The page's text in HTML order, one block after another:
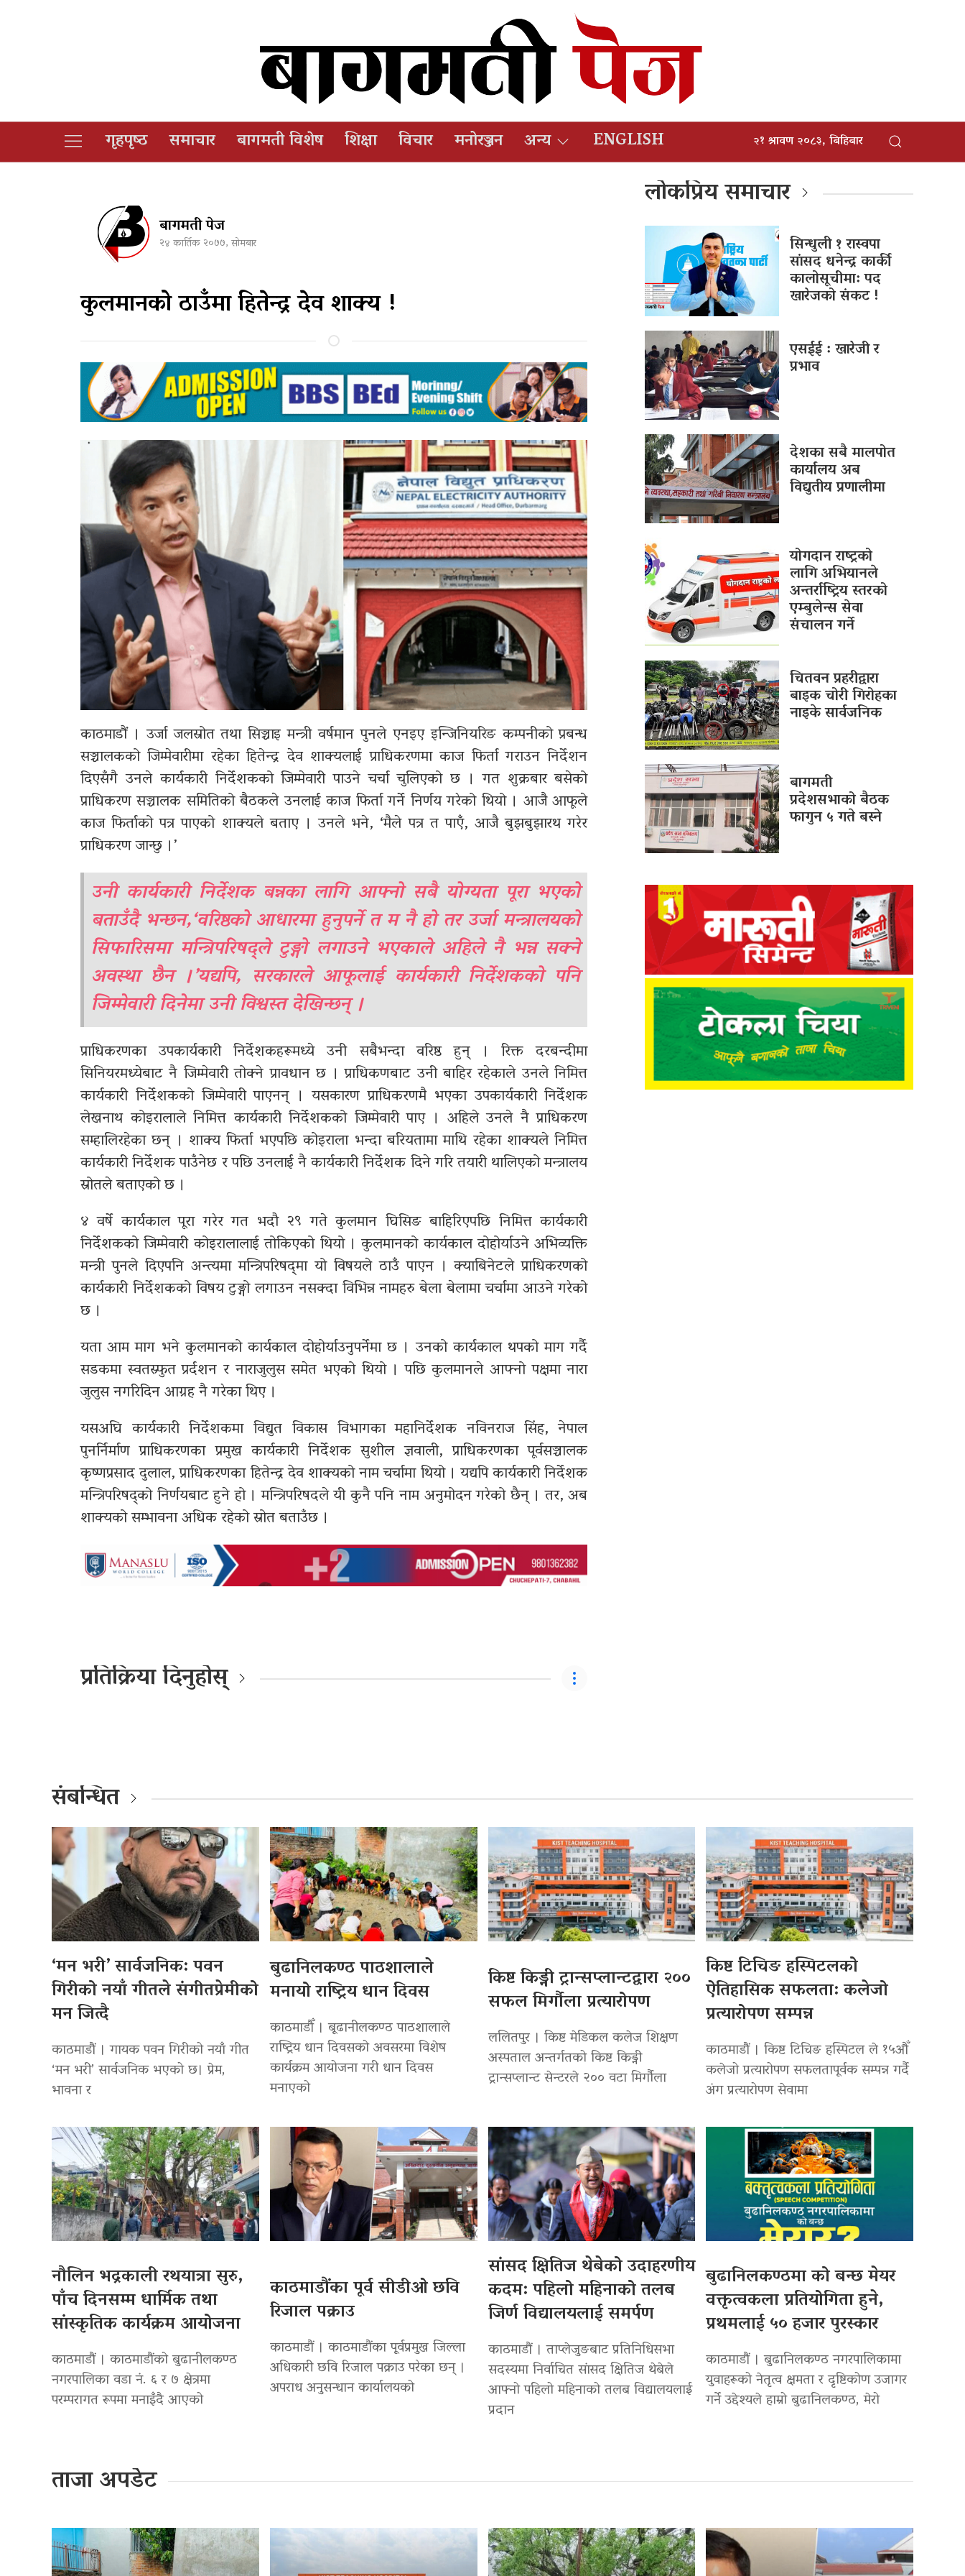
गृहपृष्‍ठ समाचार बागमती विशेष शिक्षा विचार मनोरञ्जन अन्य ENGLISH २१ श्रावण २०८३, बिहिबार
बागमती पेज
२४ कार्तिक २०७७, सोमबार
कुलमानको ठाउँमा हितेन्द्र देव शाक्य !
काठमाडौं । उर्जा जलस्रोत तथा सिञ्चाइ मन्त्री वर्षमान पुनले एनइए इन्जिनियरिङ कम्पनीको प्रबन्ध
सञ्चालकको जिम्मेवारीमा रहेका हितेन्द्र देव शाक्यलाई प्राधिकरणमा काज फिर्ता गराउन निर्देशन
दिएसँगै उनले कार्यकारी निर्देशकको जिम्मेवारी पाउने चर्चा चुलिएको छ । गत शुक्रबार बसेको
प्राधिकरण सञ्चालक समितिको बैठकले उनलाई काज फिर्ता गर्ने निर्णय गरेको थियो । आजै आफूले
काज फिर्ताको पत्र पाएको शाक्यले बताए । उनले भने, ‘मैले पत्र त पाएँ, आजै बुझबुझारथ गरेर
प्राधिकरण जान्छु ।’
उनी कार्यकारी निर्देशक बन्नका लागि आफ्नो सबै योग्यता पूरा भएको
बताउँदै भन्छन,‘वरिष्ठको आधारमा हुनुपर्ने त म नै हो तर उर्जा मन्त्रालयको
सिफारिसमा मन्त्रिपरिषद‍्ले टुङ्गो लगाउने भएकाले अहिले नै भन्न सक्ने
अवस्था छैन ।’यद्यपि, सरकारले आफूलाई कार्यकारी निर्देशकको पनि
जिम्मेवारी दिनेमा उनी विश्वस्त देखिन्छन् ।
प्राधिकरणका उपकार्यकारी निर्देशकहरूमध्ये उनी सबैभन्दा वरिष्ठ हुन् । रिक्त दरबन्दीमा
सिनियरमध्येबाट नै जिम्मेवारी तोक्ने प्रावधान छ । प्राधिकणबाट उनी बाहिर रहेकाले उनले निमित्त
कार्यकारी निर्देशकको जिम्मेवारी पाएनन् । यसकारण प्राधिकरणमै भएका उपकार्यकारी निर्देशक
लेखनाथ कोइरालाले निमित्त कार्यकारी निर्देशकको जिम्मेवारी पाए । अहिले उनले नै प्राधिकरण
सम्हालिरहेका छन् । शाक्य फिर्ता भएपछि कोइराला भन्दा बरियतामा माथि रहेका शाक्यले निमित्त
कार्यकारी निर्देशक पाउँनेछ र पछि उनलाई नै कार्यकारी निर्देशक दिने गरि तयारी थालिएको मन्त्रालय
स्रोतले बताएको छ ।
४ वर्षे कार्यकाल पूरा गरेर गत भदौ २९ गते कुलमान घिसिङ बाहिरिएपछि निमित्त कार्यकारी
निर्देशकको जिम्मेवारी कोइरालालाई तोकिएको थियो । कुलमानको कार्यकाल दोहोर्याउने अभिव्यक्ति
मन्त्री पुनले दिएपनि अन्त्यमा मन्त्रिपरिषद‍्मा यो विषयले ठाउँ पाएन । क्याबिनेटले प्राधिकरणको
कार्यकारी निर्देशकको विषय टुङ्गो लगाउन नसक्दा विभिन्न नामहरु बेला बेलामा चर्चामा आउने गरेको
छ ।
यता आम माग भने कुलमानको कार्यकाल दोहोर्याउनुपर्नेमा छ । उनको कार्यकाल थपको माग गर्दै
सडकमा स्वतस्र्फुत प्रर्दशन र नाराजुलुस समेत भएको थियो । पछि कुलमानले आफ्नो पक्षमा नारा
जुलुस नगरिदिन आग्रह नै गरेका थिए ।
यसअघि कार्यकारी निर्देशकमा विद्युत विकास विभागका महानिर्देशक नविनराज सिंह, नेपाल
पुनर्निर्माण प्राधिकरणका प्रमुख कार्यकारी निर्देशक सुशील ज्ञवाली, प्राधिकरणका पूर्वसञ्चालक
कृष्णप्रसाद दुलाल, प्राधिकरणका हितेन्द्र देव शाक्यको नाम चर्चामा थियो । यद्यपि कार्यकारी निर्देशक
मन्त्रिपरिषद्को निर्णयबाट हुने हो । मन्त्रिपरिषदले यी कुनै पनि नाम अनुमोदन गरेको छैन् । तर, अब
शाक्यको सम्भावना अधिक रहेको स्रोत बताउँछ ।
प्रतिक्रिया दिनुहोस्
लोकप्रिय समाचार
सिन्धुली १ रास्वपा
सांसद धनेन्द्र कार्की
कालोसूचीमा: पद
खारेजको संकट !
एसईई : खारेजी र
प्रभाव
देशका सबै मालपोत
कार्यालय अब
विद्युतीय प्रणालीमा
योगदान राष्ट्रको
लागि अभियानले
अन्तर्राष्ट्रिय स्तरको
एम्बुलेन्स सेवा
संचालन गर्ने
चितवन प्रहरीद्वारा
बाइक चोरी गिरोहका
नाइके सार्वजनिक
बागमती
प्रदेशसभाको बैठक
फागुन ५ गते बस्ने
संबन्धित
‘मन भरी’ सार्वजनिक: पवन
गिरीको नयाँ गीतले संगीतप्रेमीको
मन जित्दै
काठमाडौं । गायक पवन गिरीको नयाँ गीत
‘मन भरी’ सार्वजनिक भएको छ। प्रेम,
भावना र
बुढानिलकण्ठ पाठशालाले
मनायो राष्ट्रिय धान दिवस
काठमाडौँ । बूढानीलकण्ठ पाठशालाले
राष्ट्रिय धान दिवसको अवसरमा विशेष
कार्यक्रम आयोजना गरी धान दिवस
मनाएको
किष्ट किड्नी ट्रान्सप्लान्टद्वारा २००
सफल मिर्गौला प्रत्यारोपण
ललितपुर । किष्ट मेडिकल कलेज शिक्षण
अस्पताल अन्तर्गतको किष्ट किड्नी
ट्रान्सप्लान्ट सेन्टरले २०० वटा मिर्गौला
किष्ट टिचिङ हस्पिटलको
ऐतिहासिक सफलता: कलेजो
प्रत्यारोपण सम्पन्न
काठमाडौं । किष्ट टिचिङ हस्पिटल ले १५औँ
कलेजो प्रत्यारोपण सफलतापूर्वक सम्पन्न गर्दै
अंग प्रत्यारोपण सेवामा
नौलिन भद्रकाली रथयात्रा सुरु,
पाँच दिनसम्म धार्मिक तथा
सांस्कृतिक कार्यक्रम आयोजना
काठमाडौं । काठमाडौंको बुढानीलकण्ठ
नगरपालिका वडा नं. ६ र ७ क्षेत्रमा
परम्परागत रूपमा मनाइँदै आएको
काठमाडौंका पूर्व सीडीओ छवि
रिजाल पक्राउ
काठमाडौं । काठमाडौंका पूर्वप्रमुख जिल्ला
अधिकारी छवि रिजाल पक्राउ परेका छन् ।
अपराध अनुसन्धान कार्यालयको
सांसद क्षितिज थेबेको उदाहरणीय
कदम: पहिलो महिनाको तलब
जिर्ण विद्यालयलाई समर्पण
काठमाडौं । ताप्लेजुङबाट प्रतिनिधिसभा
सदस्यमा निर्वाचित सांसद क्षितिज थेबेले
आफ्नो पहिलो महिनाको तलब विद्यालयलाई
प्रदान
बुढानिलकण्ठमा को बन्छ मेयर
वक्तृत्वकला प्रतियोगिता हुने,
प्रथमलाई ५० हजार पुरस्कार
काठमाडौं । बुढानिलकण्ठ नगरपालिकामा
युवाहरूको नेतृत्व क्षमता र दृष्टिकोण उजागर
गर्ने उद्देश्यले हाम्रो बुढानिलकण्ठ, मेरो
ताजा अपडेट